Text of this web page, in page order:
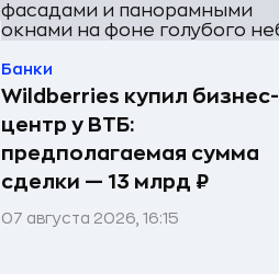
Банки
Wildberries купил бизнес-
центр у ВТБ:
предполагаемая сумма
сделки — 13 млрд ₽
07 августа 2026, 16:15